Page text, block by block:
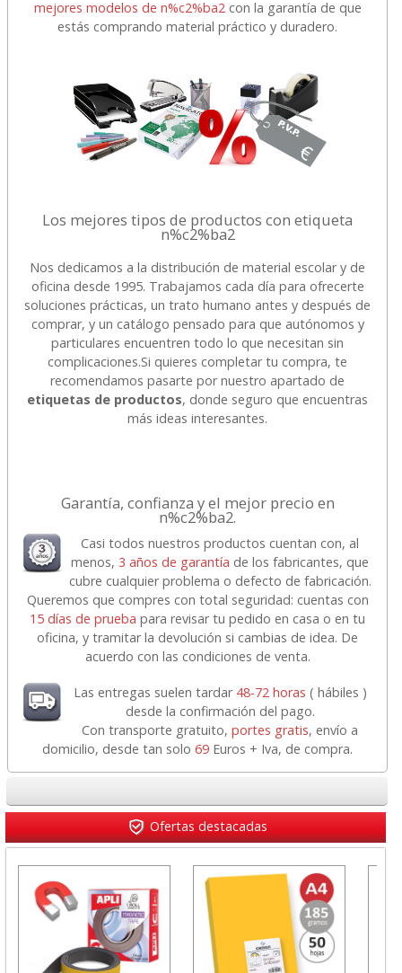
mejores modelos de n%c2%ba2con la garantía de que
estás comprando material práctico y duradero.
Los mejores tipos de productos con etiqueta
n%c2%ba2
Nos dedicamos a la distribución de material escolar y de
oficina desde 1995. Trabajamos cada día para ofrecerte
soluciones prácticas, un trato humano antes y después de
comprar, y un catálogo pensado para que autónomos y
particulares encuentren todo lo que necesitan sin
complicaciones.Si quieres completar tu compra, te
recomendamos pasarte por nuestro apartado de
etiquetas de productos, donde seguro que encuentras
más ideas interesantes.
Garantía, confianza y el mejor precio en
n%c2%ba2.
Casi todos nuestros productos cuentan con, al
menos,3 años de garantía de los fabricantes, que
cubre cualquier problema o defecto de fabricación.
Queremos que compres con total seguridad: cuentas con
15 días de prueba para revisar tu pedido en casa o en tu
oficina, y tramitar la devolución si cambias de idea. De
acuerdo con las condiciones de venta.
Las entregas suelen tardar 48-72 horas ( hábiles )
desde la confirmación del pago.
Con transporte gratuito,portes gratis, envío a
domicilio, desde tan solo69 Euros + Iva, de compra.
Ofertas destacadas